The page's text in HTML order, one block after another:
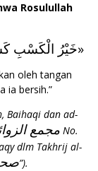
Rosulullah
«خَيْرُ الْكَسْبِ
oleh tangan
ia bersih.”
Baihaqi dan ad-
مجمع الزوائد” No.
dlm Takhrij al-
”).